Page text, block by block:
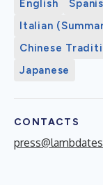
English
Italian
Chinese
Japanese
CONTACTS